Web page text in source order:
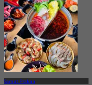
Samut Prakan